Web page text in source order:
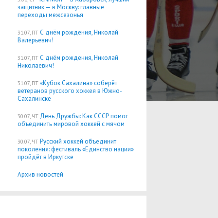
защитник — в Москву: главные
переходы межсезонья
31.07, ПТ С днём рождения, Николай
Валерьевич!
31.07, ПТ С днём рождения, Николай
Николаевич!
31.07, ПТ «Кубок Сахалина» соберёт
ветеранов русского хоккея в Южно-
Сахалинске
30.07, ЧТ День Дружбы: Как СССР помог
объединить мировой хоккей с мячом
30.07, ЧТ Русский хоккей объединит
поколения: фестиваль «Единство нации»
пройдёт в Иркутске
Архив новостей